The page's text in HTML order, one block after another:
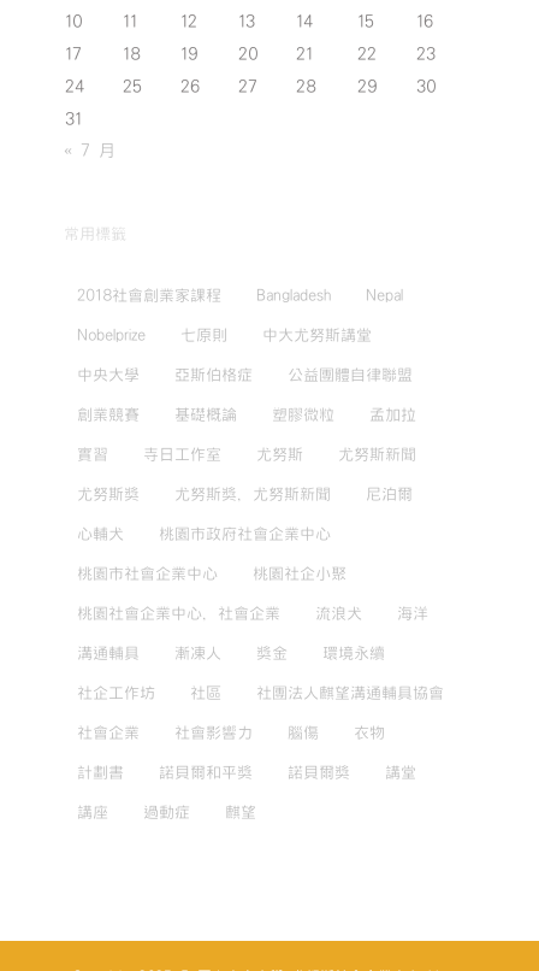
10
11 12 13 14 15
16
17
18 19 20 21 22
23
24
25 26 27 28 29
30
31
« 7 月
常用標籤
2018社會創業家課程 Bangladesh Nepal
Nobelprize 七原則 中大尤努斯講堂
中央大學 亞斯伯格症 公益團體自律聯盟
創業競賽 基礎概論 塑膠微粒 孟加拉
實習 寺日工作室 尤努斯 尤努斯新聞
尤努斯獎 尤努斯獎，尤努斯新聞 尼泊爾
心輔犬 桃園市政府社會企業中心
桃園市社會企業中心 桃園社企小聚
桃園社會企業中心，社會企業 流浪犬 海洋
溝通輔具 漸凍人 獎金 環境永續
社企工作坊 社區 社團法人麒望溝通輔具協會
社會企業 社會影響力 腦傷 衣物
計劃書 諾貝爾和平獎 諾貝爾獎 講堂
講座 過動症 麒望